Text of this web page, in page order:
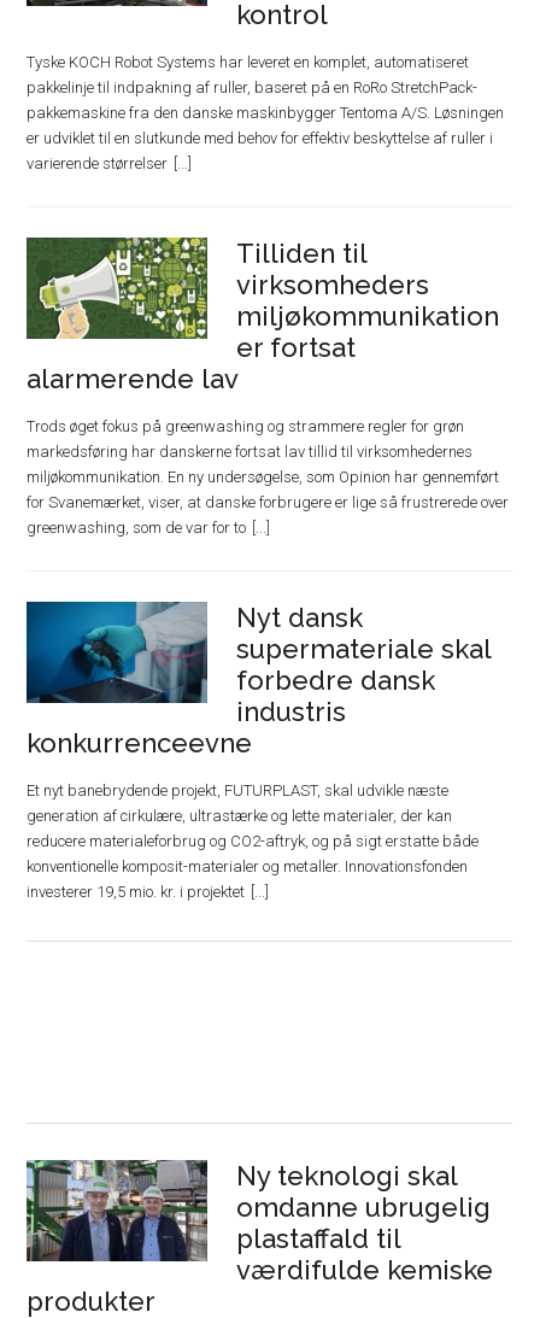
kontrol
Tyske KOCH Robot Systems har leveret en komplet, automatiseret
pakkelinje til indpakning af ruller, baseret på en RoRo StretchPack-
pakkemaskine fra den danske maskinbygger Tentoma A/S. Løsningen
er udviklet til en slutkunde med behov for effektiv beskyttelse af ruller i
varierende størrelser
Tilliden til
virksomheders
miljøkommunikation
er fortsat
alarmerende lav
Trods øget fokus på greenwashing og strammere regler for grøn
markedsføring har danskerne fortsat lav tillid til virksomhedernes
miljøkommunikation. En ny undersøgelse, som Opinion har gennemført
for Svanemærket, viser, at danske forbrugere er lige så frustrerede over
greenwashing, som de var for to
Nyt dansk
supermateriale skal
forbedre dansk
industris
konkurrenceevne
Et nyt banebrydende projekt, FUTURPLAST, skal udvikle næste
generation af cirkulære, ultrastærke og lette materialer, der kan
reducere materialeforbrug og CO2-aftryk, og på sigt erstatte både
konventionelle komposit-materialer og metaller. Innovationsfonden
investerer 19,5 mio. kr. i projektet
Ny teknologi skal
omdanne ubrugelig
plastaffald til
værdifulde kemiske
produkter